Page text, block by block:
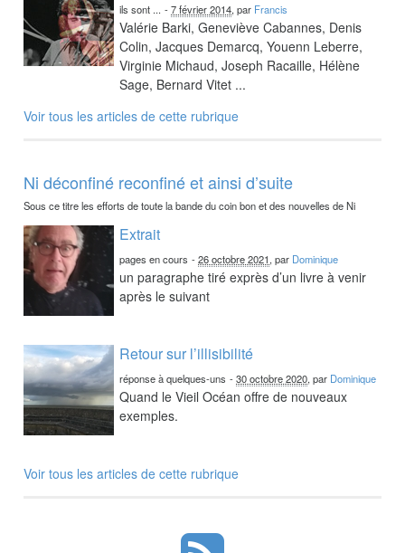
ils sont ... -7 février 2014, par Francis
Valérie Barki, Geneviève Cabannes, Denis
Colin, Jacques Demarcq, Youenn Leberre,
Virginie Michaud, Joseph Racaille, Hélène
Sage, Bernard Vitet ...
Voir tous les articles de cette rubrique
Ni déconfiné reconfiné et ainsi d’suite
Sous ce titre les efforts de toute la bande du coin bon et des nouvelles de Ni
Extrait
pages en cours -26 octobre 2021, par Dominique
un paragraphe tiré exprès d’un livre à venir
après le suivant
Retour sur l’illisibilité
réponse à quelques-uns -30 octobre 2020, par Dominique
Quand le Vieil Océan offre de nouveaux
exemples.
Voir tous les articles de cette rubrique